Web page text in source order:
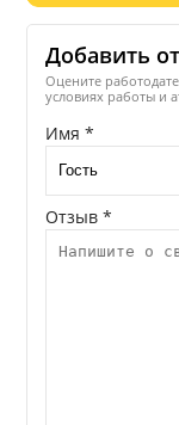
Добавить
Оцените
условиях работы и
Имя *
Отзыв *